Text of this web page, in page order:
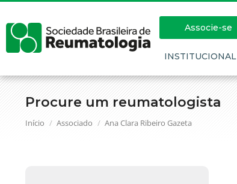
Procure um reumatologista
Você está aqui:
Início Associado Ana Clara Ribeiro Gazeta
Associe-se
INSTITUCIONAL